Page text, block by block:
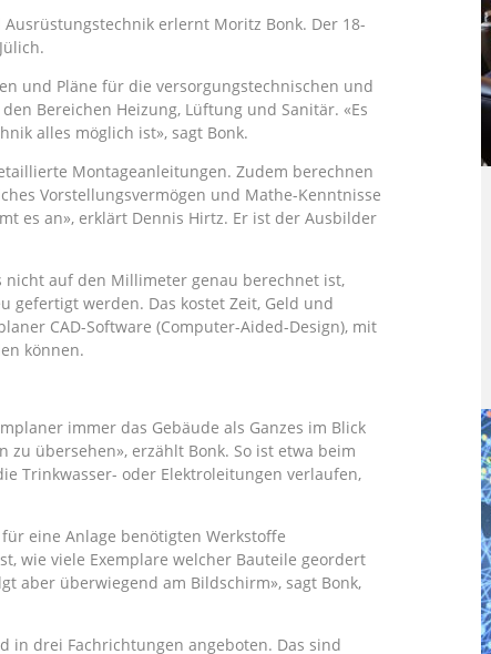
erlernt Moritz Bonk. Der 18-
und Pläne für die versorgungstechnischen und
Bereichen Heizung, Lüftung und Sanitär. «Es
alles möglich ist», sagt Bonk.
Montageanleitungen. Zudem berechnen
Vorstellungsvermögen und Mathe-Kenntnisse
es an», erklärt Dennis Hirtz. Er ist der Ausbilder
nicht auf den Millimeter genau berechnet ist,
gefertigt werden. Das kostet Zeit, Geld und
CAD-Software (Computer-Aided-Design), mit
können.
immer das Gebäude als Ganzes im Blick
übersehen», erzählt Bonk. So ist etwa beim
Trinkwasser- oder Elektroleitungen verlaufen,
eine Anlage benötigten Werkstoffe
wie viele Exemplare welcher Bauteile geordert
aber überwiegend am Bildschirm», sagt Bonk,
in drei Fachrichtungen angeboten. Das sind